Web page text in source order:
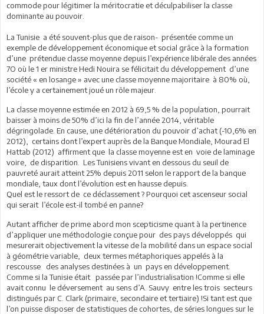
commode pour légitimer la méritocratie et déculpabiliser la classe
dominante au pouvoir.
La Tunisie a été souvent-plus que de raison- présentée comme un
exemple de développement économique et social grâce à la formation
d’une prétendue classe moyenne depuis l’expérience libérale des années
7O où le 1 er ministre Hedi Nouira se félicitait du développement d’une
société « en losange » avec une classe moyenne majoritaire à 80% où,
l’école y a certainement joué un rôle majeur.
La classe moyenne estimée en 2012 à 69,5 % de la population, pourrait
baisser à moins de 50% d’ici la fin de l’année 2014, véritable
dégringolade. En cause, une détérioration du pouvoir d’achat (-10,6% en
2012), certains dont l’expert auprès de la Banque Mondiale, Mourad El
Hattab (2012) affirment que la classe moyenne est en voie de laminage
voire, de disparition. Les Tunisiens vivant en dessous du seuil de
pauvreté aurait atteint 25% depuis 2011 selon le rapport de la banque
mondiale, taux dont l’évolution est en hausse depuis.
Quel est le ressort de ce déclassement ? Pourquoi cet ascenseur social
qui serait l’école est-il tombé en panne?
Autant afficher de prime abord mon scepticisme quant à la pertinence
d’appliquer une méthodologie conçue pour des pays développés qui
mesurerait objectivement la vitesse de la mobilité dans un espace social
à géométrie variable, deux termes métaphoriques appelés à la
rescousse des analyses destinées à un pays en développement.
Comme si la Tunisie était passée par l’industrialisation !Comme si elle
avait connu le déversement au sens d’A. Sauvy entre les trois secteurs
distingués par C. Clark (primaire, secondaire et tertiaire) !Si tant est que
l’on puisse disposer de statistiques de cohortes, de séries longues sur le